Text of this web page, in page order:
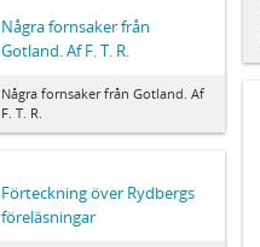
Några fornsaker från
Gotland. Af F. T. R.
Några fornsaker från Gotland. Af
F. T. R.
Förteckning över Rydbergs
föreläsningar